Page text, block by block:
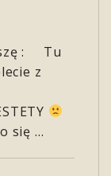
: Tu
z
się …